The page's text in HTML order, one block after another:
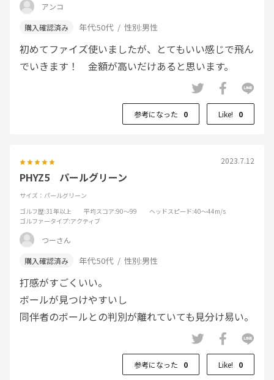
アンコ
年代:50代 性別:男性
初めてファイズ使いましたが、とてもいい感じで飛ん
でいきます！ 金額が高いだけあると思います。
参考になった 0 Like! 0
2023.7.12
PHYZ5 パールグリーン
サイズ：パールグリーン
ゴルフ歴:31年以上 平均スコア:90～99 ヘッドスピード:40～44m/s
ゴルファータイプ:アクティブ
つーさん
年代:50代 性別:男性
打感がすごくいい。
ボールが見つけやすいし
同伴者のボールとの判別が離れていても見分け易い。
参考になった 0 Like! 0